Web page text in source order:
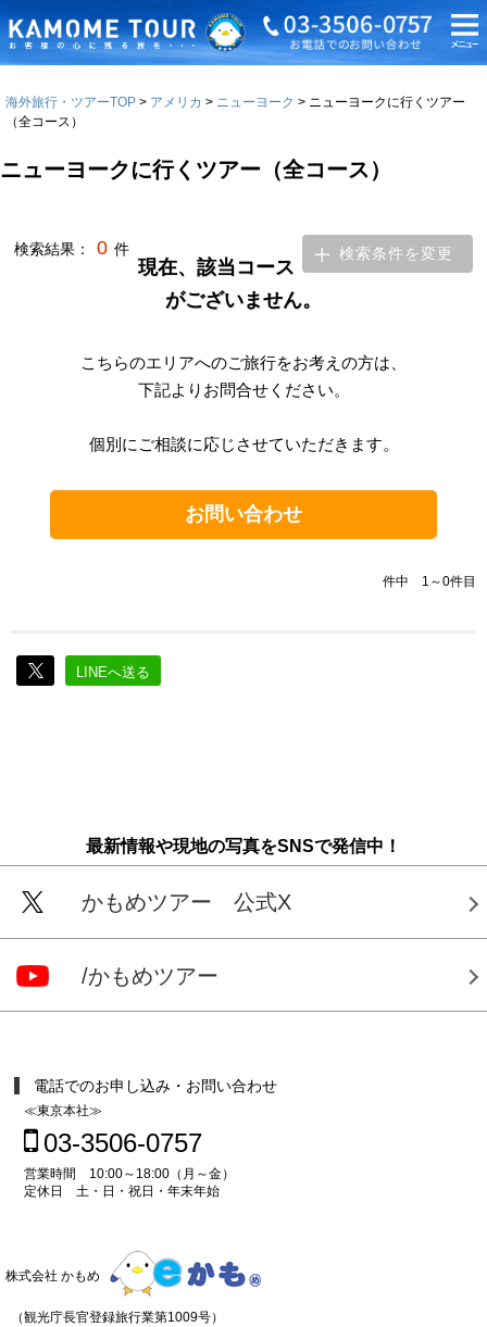
海外旅行・ツアーTOP アメリカ ニューヨーク
ニューヨークに行くツアー
（全コース）
ニューヨークに行くツアー（全コース）
検索結果： 0 件 検索条件を変更
現在、該当コース
がございません。
こちらのエリアへのご旅行をお考えの方は、
下記よりお問合せください。
個別にご相談に応じさせていただきます。
お問い合わせ
件中 1～0件目
LINEへ送る
最新情報や現地の写真をSNSで発信中！
かもめツアー 公式X
/かもめツアー
電話でのお申し込み・お問い合わせ
≪東京本社≫
03-3506-0757
営業時間 10:00～18:00（月～金）
定休日 土・日・祝日・年末年始
株式会社 かもめ
（観光庁長官登録旅行業第1009号）